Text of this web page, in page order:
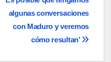
algunas conversaciones
con Maduro y veremos
cómo resultan’